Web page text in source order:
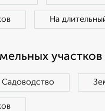
На
участков
Садоводство